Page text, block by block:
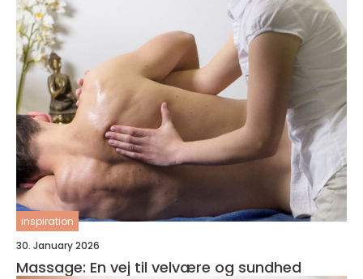
inspiration
30. January 2026
Massage: En vej til velvære og sundhed